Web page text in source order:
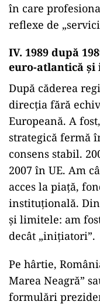
în care
reflexe de
IV. 1989 după
euro-atlantică și
După căderea
direcția fără
Europeană. A
strategică fermă
consens stabil.
2007 în UE. Am
acces la piață,
instituțională.
și limitele: am
decât „inițiatori”.
Pe hârtie,
Marea Neagră”
formulări